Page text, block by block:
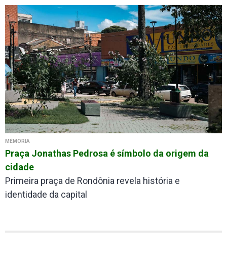
MÉMORIA
Praça Jonathas Pedrosa é símbolo da origem da
cidade
Primeira praça de Rondônia revela história e
identidade da capital